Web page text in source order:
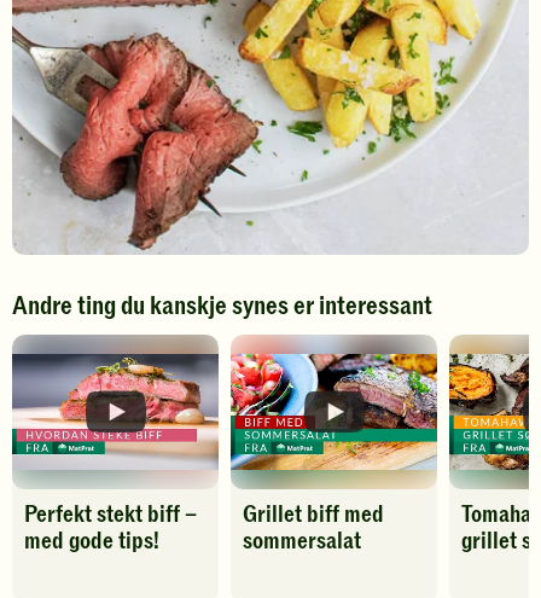
Andre ting du kanskje synes er interessant
Perfekt stekt biff –
med gode tips!
Grillet biff med
sommersalat
grillet